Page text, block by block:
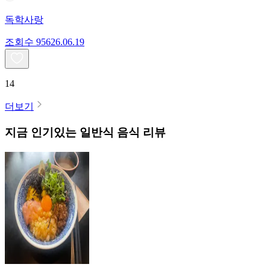
독학사랑
조회수 95626.06.19
14
더보기
지금 인기있는 일반식 음식 리뷰